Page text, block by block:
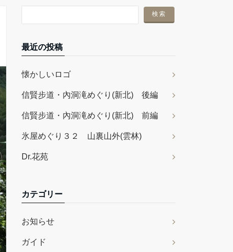
最近の投稿
懐かしいロゴ
信賢步道・內洞滝めぐり(新北) 後編
信賢步道・內洞滝めぐり(新北) 前編
氷屋めぐり３２ 山裏山外(雲林)
Dr.花苑
カテゴリー
お知らせ
ガイド